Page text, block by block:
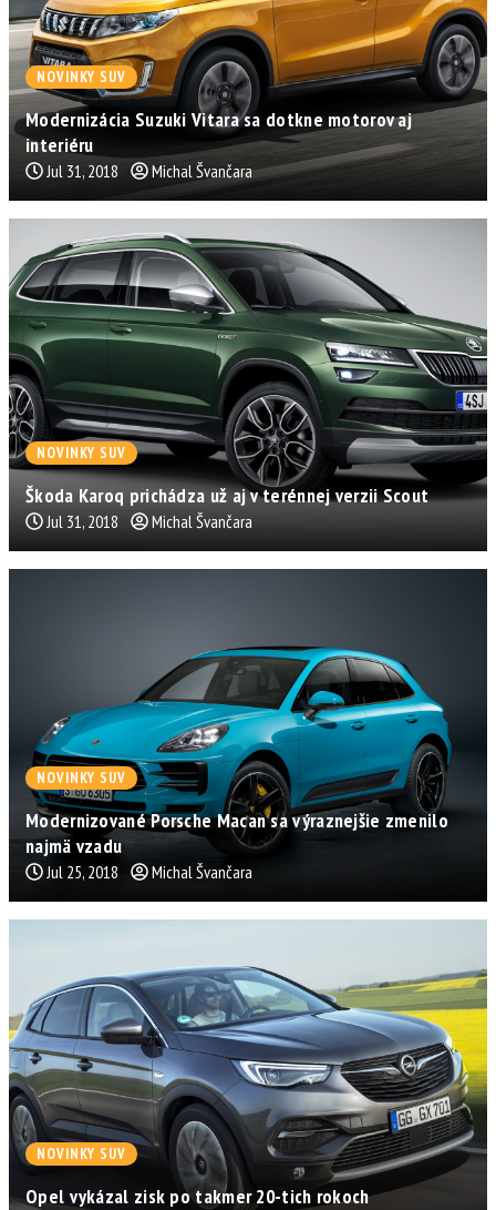
NOVINKY SUV
Modernizácia Suzuki Vitara sa dotkne motorov aj
interiéru
Jul 31, 2018 Michal Švančara
NOVINKY SUV
Škoda Karoq prichádza už aj v terénnej verzii Scout
Jul 31, 2018 Michal Švančara
NOVINKY SUV
Modernizované Porsche Macan sa výraznejšie zmenilo
najmä vzadu
Jul 25, 2018 Michal Švančara
NOVINKY SUV
Opel vykázal zisk po takmer 20-tich rokoch